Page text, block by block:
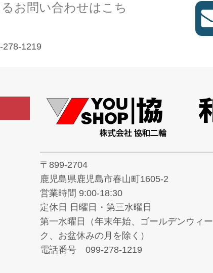
お問い合わせはこち
278-1219
〒899-2704
鹿児島県鹿児島市春山町1605-2
営業時間 9:00-18:30
定休日 日曜日・第三水曜日
第一水曜日（年末年始、ゴールデンウィー
ク、お盆休みの月を除く）
電話番号 099-278-1219